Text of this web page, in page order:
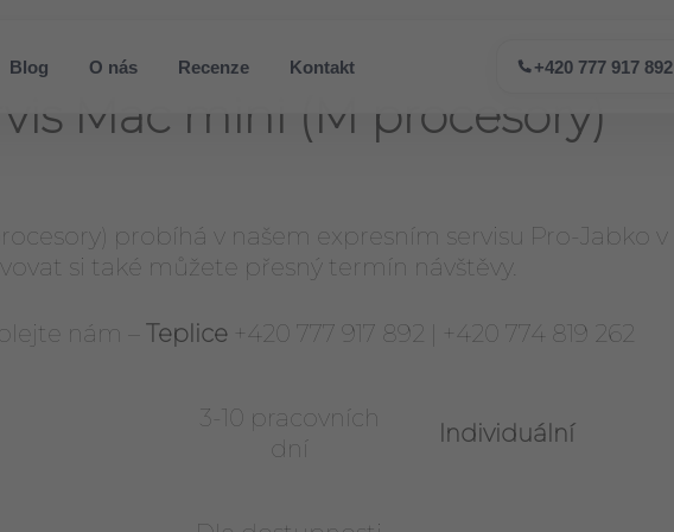
Blog O nás Recenze Kontakt +420 777 917 892
Mac mini (M procesory)
probíhá v našem expresním servisu Pro-Jabko v
si také můžete přesný termín návštěvy.
nám – Teplice +420 777 917 892 | +420 774 819 262
3-10 pracovních
dní
Individuální